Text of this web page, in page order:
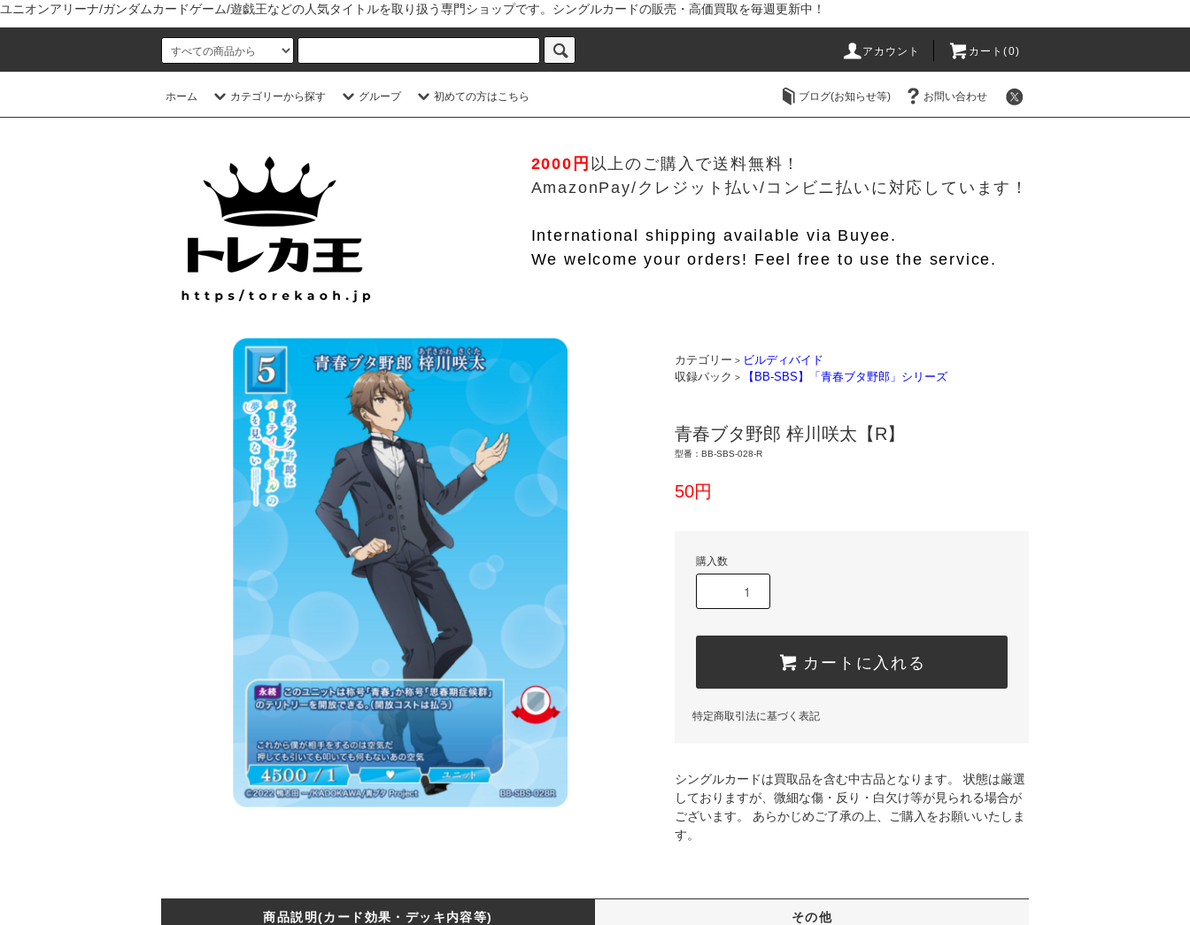
ユニオンアリーナ/ガンダムカードゲーム/遊戯王などの人気タイトルを取り扱う専門ショップです。シングルカードの販売・高価買取を毎週更新中！
アカウント カート(0)
ホーム カテゴリーから探す グループ 初めての方はこちら ブログ(お知らせ等) お問い合わせ
2000円 以上のご購入で送料無料！
AmazonPay/クレジット払い/コンビニ払いに対応しています！
International shipping available via Buyee.
We welcome your orders! Feel free to use the service.
カテゴリー > ビルディバイド
収録パック > 【BB-SBS】「青春ブタ野郎」シリーズ
青春ブタ野郎 梓川咲太【R】
型番：BB-SBS-028-R
50円
購入数
カートに入れる
特定商取引法に基づく表記
シングルカードは買取品を含む中古品となります。 状態は厳選
しておりますが、微細な傷・反り・白欠け等が見られる場合が
ございます。 あらかじめご了承の上、ご購入をお願いいたしま
す。
商品説明(カード効果・デッキ内容等) その他